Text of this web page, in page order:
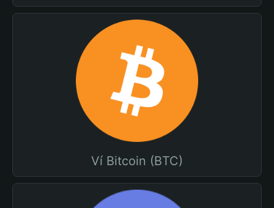
Ví Bitcoin (BTC)